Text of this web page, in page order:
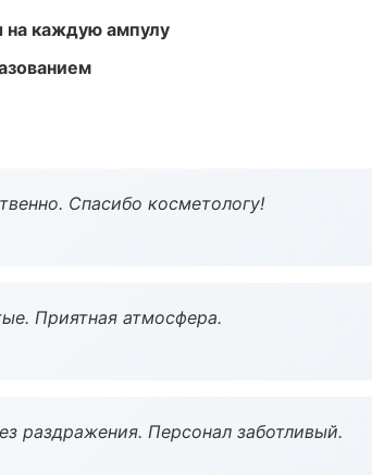
на каждую ампулу
Спасибо косметологу!
Приятная атмосфера.
раздражения. Персонал заботливый.